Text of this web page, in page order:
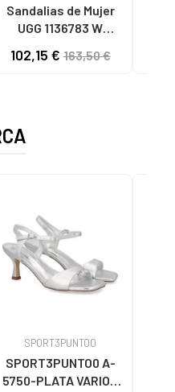
Sandalias de Mujer
UGG 1136783 W
CHESTNUT
102,15 €163,50 €
SPORT3PUNTO0
SPORT3PUNTO0 A-
5750-PLATA VARIOS